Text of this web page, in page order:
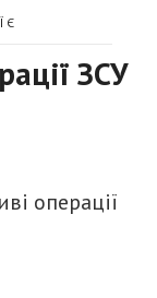
Є
ЗСУ
операції